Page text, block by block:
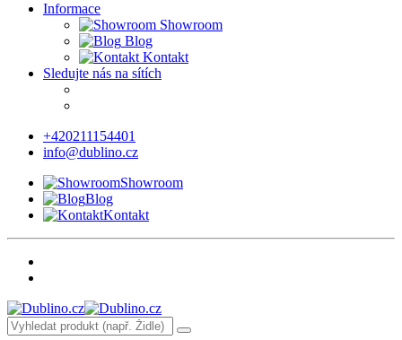
Informace
Showroom
Blog
Kontakt
Sledujte nás na sítích
+420211154401
info@dublino.cz
Showroom
Blog
Kontakt